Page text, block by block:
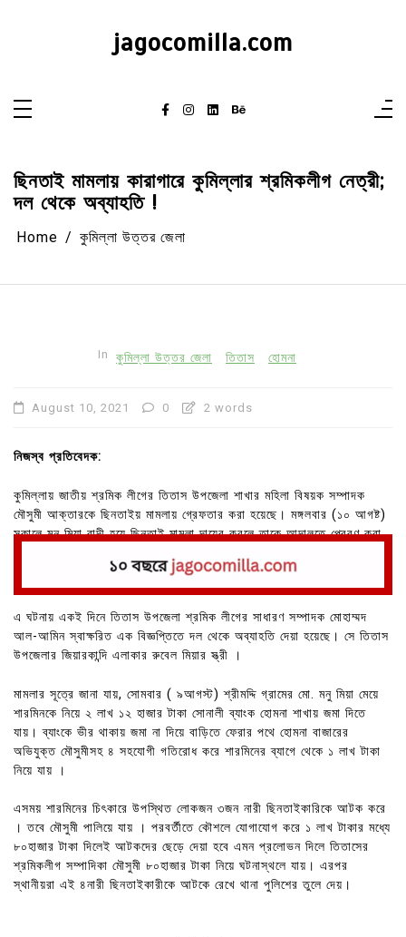
jagocomilla.com
ছিনতাই মামলায় কারাগারে কুমিল্লার শ্রমিকলীগ নেত্রী;
দল থেকে অব্যাহতি !
Home কুমিল্লা উত্তর জেলা
In কুমিল্লা উত্তর জেলা তিতাস হোমনা
August 10, 2021 0 2 words
নিজস্ব প্রতিবেদক:
কুমিল্লায় জাতীয় শ্রমিক লীগের তিতাস উপজেলা শাখার মহিলা বিষয়ক সম্পাদক
মৌসুমী আক্তারকে ছিনতাইয় মামলায় গ্রেফতার করা হয়েছে। মঙ্গলবার (১০ আগষ্ট)
সকালে মনু মিয়া বাদী হয়ে ছিনতাই মামলা দায়ের করলে তাকে আদালতে প্রেরণ করা
এ ঘটনায় একই দিনে তিতাস উপজেলা শ্রমিক লীগের সাধারণ সম্পাদক মোহাম্মদ
আল-আমিন স্বাক্ষরিত এক বিজ্ঞপ্তিতে দল থেকে অব্যাহতি দেয়া হয়েছে। সে তিতাস
উপজেলার জিয়ারকান্দি এলাকার রুবেল মিয়ার স্ত্রী ।
মামলার সূত্রে জানা যায়, সোমবার ( ৯আগস্ট) শ্রীমদ্দি গ্রামের মো. মনু মিয়া মেয়ে
শারমিনকে নিয়ে ২ লাখ ১২ হাজার টাকা সোনালী ব্যাংক হোমনা শাখায় জমা দিতে
যায়। ব্যাংকে ভীর থাকায় জমা না দিয়ে বাড়িতে ফেরার পথে হোমনা বাজারের
অভিযুক্ত মৌসুমীসহ ৪ সহযোগী গতিরোধ করে শারমিনের ব্যাগে থেকে ১ লাখ টাকা
নিয়ে যায় ।
এসময় শারমিনের চিৎকারে উপস্থিত লোকজন ৩জন নারী ছিনতাইকারিকে আটক করে
। তবে মৌসুমী পালিয়ে যায় । পরবর্তীতে কৌশলে যোগাযোগ করে ১ লাখ টাকার মধ্যে
৮০হাজার টাকা দিলেই আটকদের ছেড়ে দেয়া হবে এমন প্রলোভন দিলে তিতাসের
শ্রমিকলীগ সম্পাদিকা মৌসুমী ৮০হাজার টাকা নিয়ে ঘটনাস্থলে যায়। এরপর
স্থানীয়রা এই ৪নারী ছিনতাইকারীকে আটকে রেখে থানা পুলিশের তুলে দেয়।